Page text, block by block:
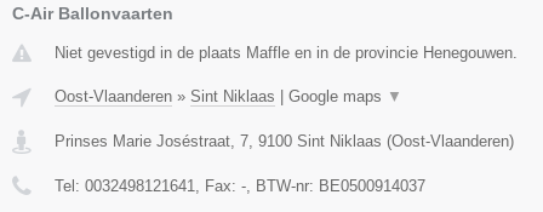
C-Air Ballonvaarten
Niet gevestigd in de plaats Maffle en in de provincie Henegouwen.
Oost-Vlaanderen » Sint Niklaas Google maps ▼
Prinses Marie Joséstraat, 7, 9100 Sint Niklaas (Oost-Vlaanderen)
Tel: 0032498121641, Fax: -, BTW-nr: BE0500914037